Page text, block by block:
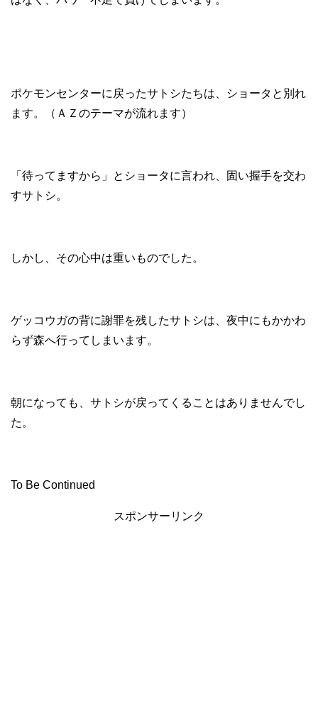
ポケモンセンターに戻ったサトシたちは、ショータと別れ
ます。（ＡＺのテーマが流れます）
「待ってますから」とショータに言われ、固い握手を交わ
すサトシ。
しかし、その心中は重いものでした。
ゲッコウガの背に謝罪を残したサトシは、夜中にもかかわ
らず森へ行ってしまいます。
朝になっても、サトシが戻ってくることはありませんでし
た。
To Be Continued
スポンサーリンク